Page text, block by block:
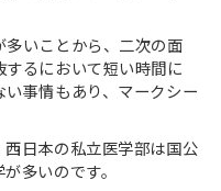
いことから、二次の面
るにおいて短い時間に
事情もあり、マークシー
日本の私立医学部は国公
多いのです。